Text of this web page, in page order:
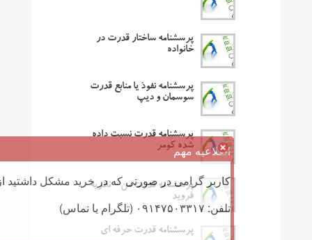
پرسشنامه ساختار قدرت در
خانواده
پرسشنامه نفوذ یا منابع قدرت
سوسمان و دیپ
پرسشنامه قدرت نسبت داده
شده کومر
پرسشنامه قدرت من – نظریه
فروید
پرسشنامه قدرت حرفه ای
اطلاعیه مهم
کاربر گرامی در صورتی که در خرید مشکل داشتید
تلفن: ۰۹۱۴۷۵۰۳۳۱۷ (تلگرام یا تماس)